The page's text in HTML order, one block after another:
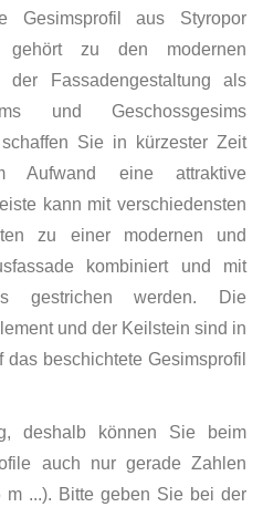
Gesimsprofil aus Styropor
gehört zu den modernen
der Fassadengestaltung als
und Geschossgesims
Sie in kürzester Zeit
eine attraktive
kann mit verschiedensten
zu einer modernen und
kombiniert und mit
gestrichen werden. Die
und der Keilstein sind in
beschichtete Gesimsprofil
deshalb können Sie beim
auch nur gerade Zahlen
...). Bitte geben Sie bei der